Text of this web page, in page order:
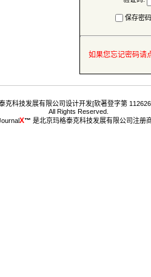
保存密码
™ 是北京玛格泰克科技发展有限公司注册